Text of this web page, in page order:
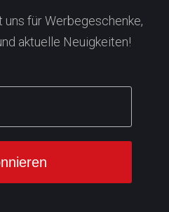
für Werbegeschenke,
aktuelle Neuigkeiten!